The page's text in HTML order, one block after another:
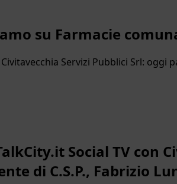
su Farmacie
Servizi Pubblici Srl: oggi
Social TV con
di C.S.P., Fabrizio